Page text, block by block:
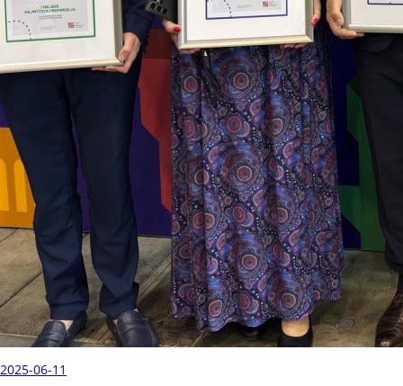
2025-06-11